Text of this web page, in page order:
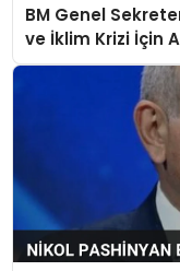
BM Genel
ve İklim Krizi İçin